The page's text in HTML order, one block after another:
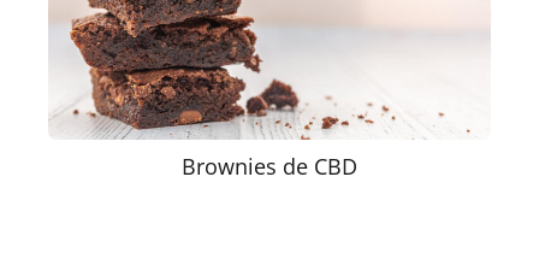
Brownies de CBD